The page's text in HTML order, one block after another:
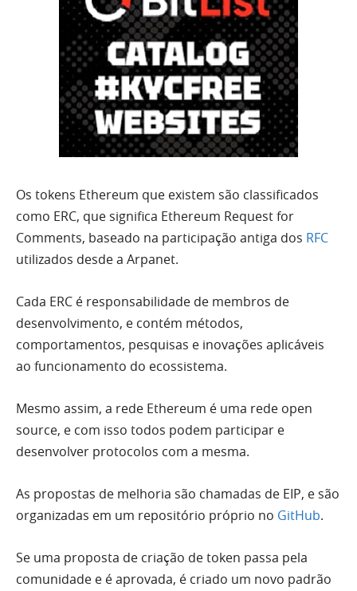
Os tokens Ethereum que existem são classificados
como ERC, que significa Ethereum Request for
Comments, baseado na participação antiga dos RFC
utilizados desde a Arpanet.
Cada ERC é responsabilidade de membros de
desenvolvimento, e contém métodos,
comportamentos, pesquisas e inovações aplicáveis
ao funcionamento do ecossistema.
Mesmo assim, a rede Ethereum é uma rede open
source, e com isso todos podem participar e
desenvolver protocolos com a mesma.
As propostas de melhoria são chamadas de EIP, e são
organizadas em um repositório próprio no GitHub.
Se uma proposta de criação de token passa pela
comunidade e é aprovada, é criado um novo padrão